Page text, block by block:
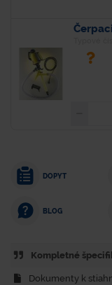
DOPYT
BLOG
Kompletné
Dokumenty k